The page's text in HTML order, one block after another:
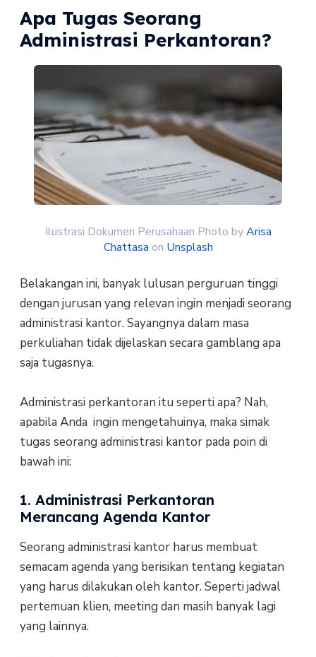
Apa Tugas Seorang
Administrasi Perkantoran?
Ilustrasi Dokumen Perusahaan Photo byArisa
Chattasa on Unsplash
Belakangan ini, banyak lulusan perguruan tinggi
dengan jurusan yang relevan ingin menjadi seorang
administrasi kantor. Sayangnya dalam masa
perkuliahan tidak dijelaskan secara gamblang apa
saja tugasnya.
Administrasi perkantoran itu seperti apa? Nah,
apabila Anda ingin mengetahuinya, maka simak
tugas seorang administrasi kantor pada poin di
bawah ini:
1. Administrasi Perkantoran
Merancang Agenda Kantor
Seorang administrasi kantor harus membuat
semacam agenda yang berisikan tentang kegiatan
yang harus dilakukan oleh kantor. Seperti jadwal
pertemuan klien, meeting dan masih banyak lagi
yang lainnya.